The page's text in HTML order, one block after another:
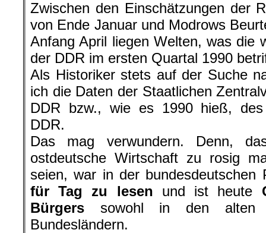
Zwischen den Einschätzungen der
von Ende Januar und Modrows
Anfang April liegen Welten, was die
der DDR im ersten Quartal 1990
Als Historiker stets auf der Suche
ich die Daten der Staatlichen
DDR bzw., wie es 1990 hieß,
DDR.
Das mag verwundern. Denn,
ostdeutsche Wirtschaft zu rosig
seien, war in der
für Tag zu lesen und ist heute
Bürgers sowohl in den alten
Bundesländern.